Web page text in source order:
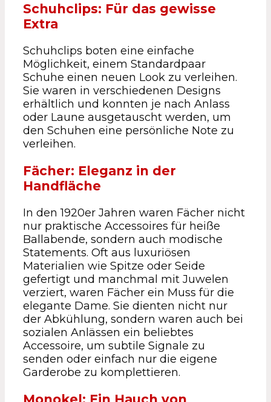
Schuhclips: Für das gewisse
Extra
Schuhclips boten eine einfache
Möglichkeit, einem Standardpaar
Schuhe einen neuen Look zu verleihen.
Sie waren in verschiedenen Designs
erhältlich und konnten je nach Anlass
oder Laune ausgetauscht werden, um
den Schuhen eine persönliche Note zu
verleihen.
Fächer: Eleganz in der
Handfläche
In den 1920er Jahren waren Fächer nicht
nur praktische Accessoires für heiße
Ballabende, sondern auch modische
Statements. Oft aus luxuriösen
Materialien wie Spitze oder Seide
gefertigt und manchmal mit Juwelen
verziert, waren Fächer ein Muss für die
elegante Dame. Sie dienten nicht nur
der Abkühlung, sondern waren auch bei
sozialen Anlässen ein beliebtes
Accessoire, um subtile Signale zu
senden oder einfach nur die eigene
Garderobe zu komplettieren.